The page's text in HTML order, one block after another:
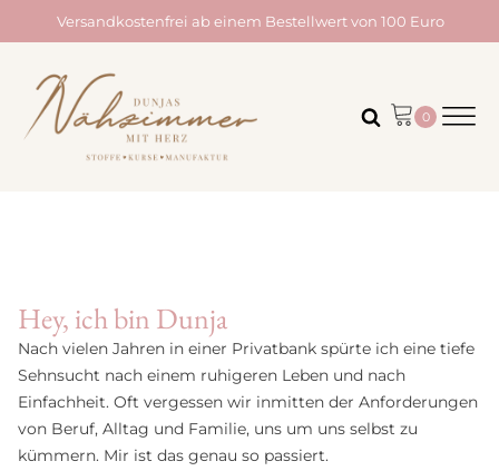
Versandkostenfrei ab einem Bestellwert von 100 Euro
Hey, ich bin Dunja
Nach vielen Jahren in einer Privatbank spürte ich eine tiefe
Sehnsucht nach einem ruhigeren Leben und nach
Einfachheit. Oft vergessen wir inmitten der Anforderungen
von Beruf, Alltag und Familie, uns um uns selbst zu
kümmern. Mir ist das genau so passiert.